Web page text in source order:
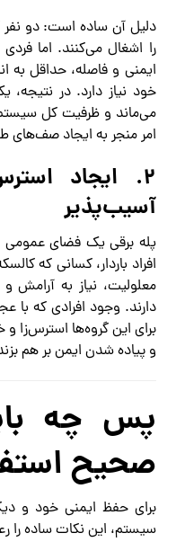
دلیل آن ساده است: دو نفر
را اشغال می‌کنند. اما
خود نیاز دارد. در نتیجه،
می‌ماند و ظرفیت کل
امر منجر به ایجاد صف‌های
۲. ایجاد
آسیب‌پذیر
پله برقی یک فضای
افراد باردار، کسانی که
معلولیت، نیاز به آرامش
دارند. وجود افرادی که با
برای این گروه‌ها استرس‌زا و
و پیاده شدن ایمن بر هم
پس چه
صحیح
برای حفظ ایمنی خود و
سیستم، این نکات ساده را